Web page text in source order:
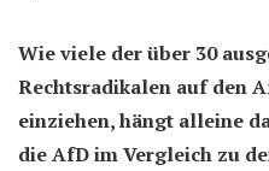
Wie viele der über 30
Rechtsradikalen auf den
einziehen, hängt alleine
die AfD im Vergleich zu